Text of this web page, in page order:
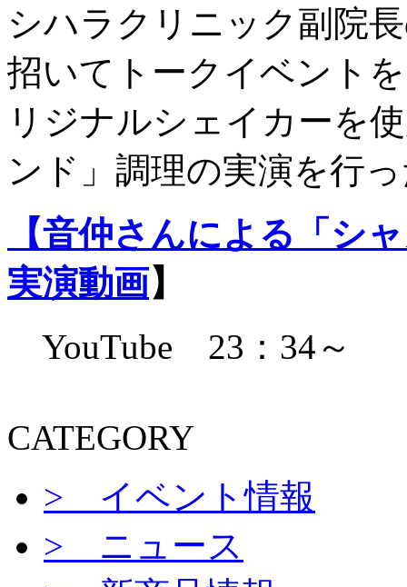
シハラクリニック副院
招いてトークイベント
リジナルシェイカーを
ンド」調理の実演を行
【音仲さんによる「シ
実演動画】
YouTube 23：34～
CATEGORY
> イベント情報
> ニュース